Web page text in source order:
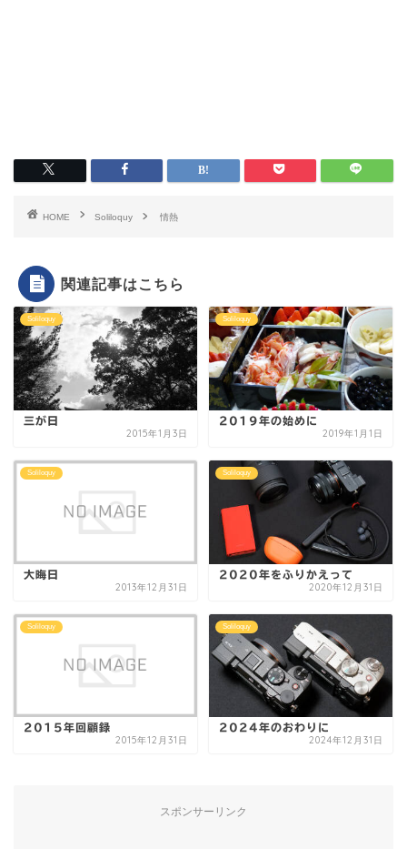
HOME Soliloquy 情熱
関連記事はこちら
Soliloquy
三が日
2015年1月3日
Soliloquy
2019年の始めに
2019年1月1日
Soliloquy
大晦日
2013年12月31日
Soliloquy
2020年をふりかえって
2020年12月31日
Soliloquy
2015年回顧録
2015年12月31日
Soliloquy
2024年のおわりに
2024年12月31日
スポンサーリンク